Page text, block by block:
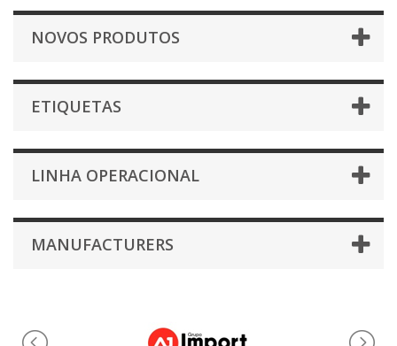
NOVOS PRODUTOS
ETIQUETAS
LINHA OPERACIONAL
MANUFACTURERS